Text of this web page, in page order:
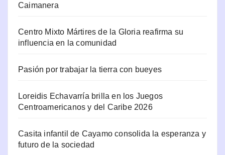
Caimanera
Centro Mixto Mártires de la Gloria reafirma su
influencia en la comunidad
Pasión por trabajar la tierra con bueyes
Loreidis Echavarría brilla en los Juegos
Centroamericanos y del Caribe 2026
Casita infantil de Cayamo consolida la esperanza y
futuro de la sociedad